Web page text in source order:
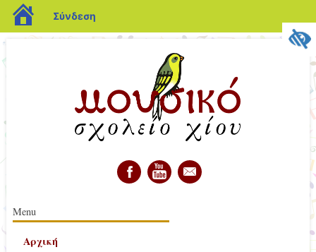
blogs.sch.gr
Σύνδεση
διεύθυνση
Κύριο μενού
Μετάβαση
περιεχόμενο
Menu
Αρχική